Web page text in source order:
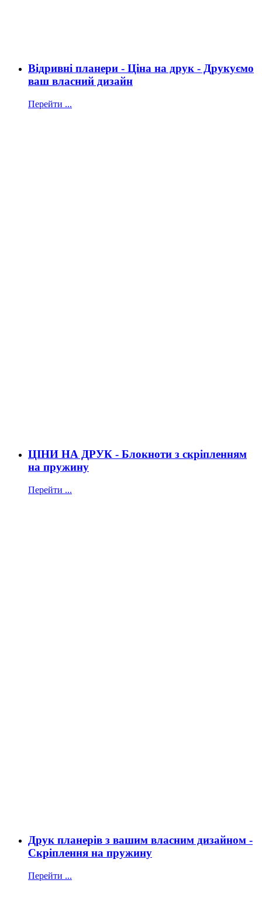
Відривні планери - Ціна на друк - Друкуємо
ваш власний дизайн
Перейти ...
ЦІНИ НА ДРУК - Блокноти з скріпленням
на пружину
Перейти ...
Друк планерів з вашим власним дизайном -
Скріплення на пружину
Перейти ...